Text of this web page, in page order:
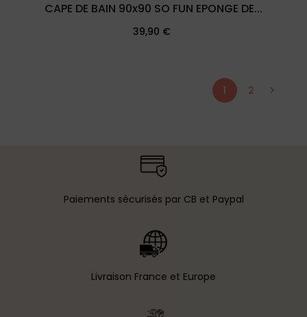
CAPE DE BAIN 90x90 SO FUN EPONGE DE...
Prix
39,90 €
1 2
Paiements sécurisés par CB et Paypal​
Livraison France et Europe